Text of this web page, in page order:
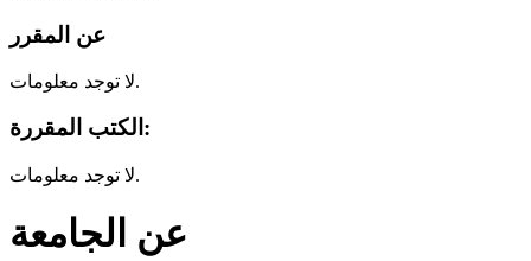
عن المقرر
لا توجد معلومات.
الكتب المقررة:
لا توجد معلومات.
عن الجامعة